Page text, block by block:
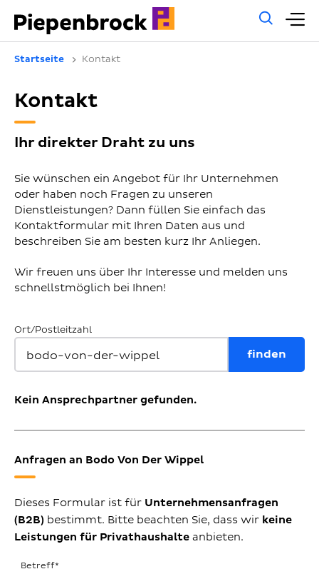
Startseite Kontakt
Kontakt
Ihr direkter Draht zu uns
Sie wünschen ein Angebot für Ihr Unternehmen
oder haben noch Fragen zu unseren
Dienstleistungen? Dann füllen Sie einfach das
Kontaktformular mit Ihren Daten aus und
beschreiben Sie am besten kurz Ihr Anliegen.
Wir freuen uns über Ihr Interesse und melden uns
schnellstmöglich bei Ihnen!
Ort/Postleitzahl
Kein Ansprechpartner gefunden.
Anfragen an Bodo Von Der Wippel
Dieses Formular ist für Unternehmensanfragen
(B2B) bestimmt. Bitte beachten Sie, dass wir keine
Leistungen für Privathaushalte anbieten.
Betreff*